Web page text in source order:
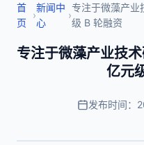
首
页
›
新闻中
心
›
专注于微藻产业
级 B 轮融资
专注于微藻产业技
亿元
发布时间：